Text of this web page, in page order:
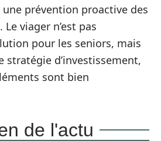
prévention proactive des
viager n’est pas
pour les seniors, mais
stratégie d’investissement,
sont bien
de l'actu